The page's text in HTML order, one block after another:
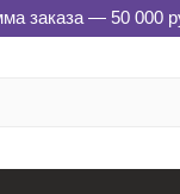
заказа — 50 000